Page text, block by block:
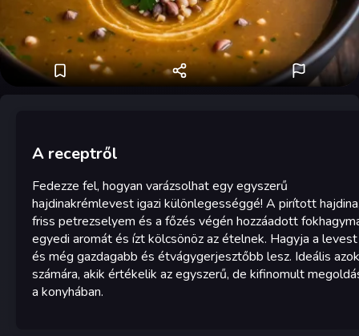
A receptről
Fedezze fel, hogyan varázsolhat egy egyszerű
hajdinakrémlevest igazi különlegességgé! A pirított
friss petrezselyem és a főzés végén hozzáadott
egyedi aromát és ízt kölcsönöz az ételnek. Hagyja a levest
és még gazdagabb és étvágygerjesztőbb lesz. Ideális azok
számára, akik értékelik az egyszerű, de kifinomult
a konyhában.